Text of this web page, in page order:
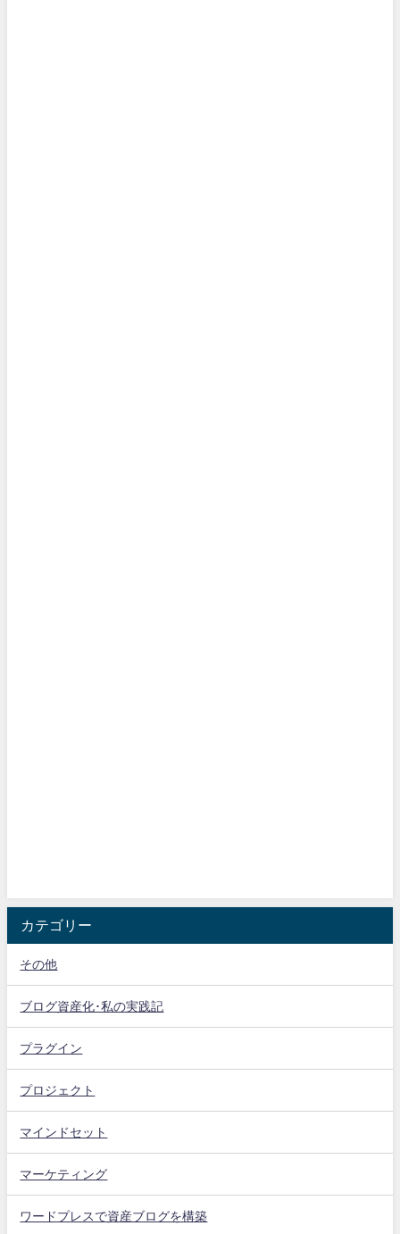
カテゴリー
その他
ブログ資産化･私の実践記
プラグイン
プロジェクト
マインドセット
マーケティング
ワードプレスで資産ブログを構築